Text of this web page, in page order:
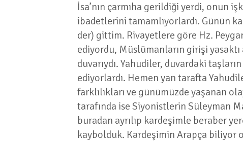
İsa’nın çarmıha gerildiği yerdi, onun
ibadetlerini tamamlıyorlardı. Günün
der) gittim. Rivayetlere göre Hz.
ediyordu, Müslümanların girişi
duvarıydı. Yahudiler, duvardaki
ediyorlardı. Hemen yan tarafta
farklılıkları ve günümüzde yaşanan
tarafında ise Siyonistlerin Süleyman
buradan ayrılıp kardeşimle beraber
kaybolduk. Kardeşimin Arapça biliyor